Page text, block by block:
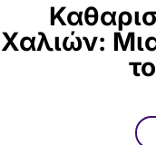
Χαλιών: